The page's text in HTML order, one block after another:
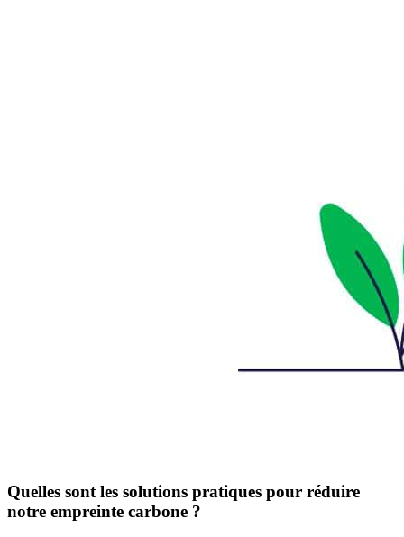
Quelles sont les solutions pratiques pour réduire
notre empreinte carbone ?